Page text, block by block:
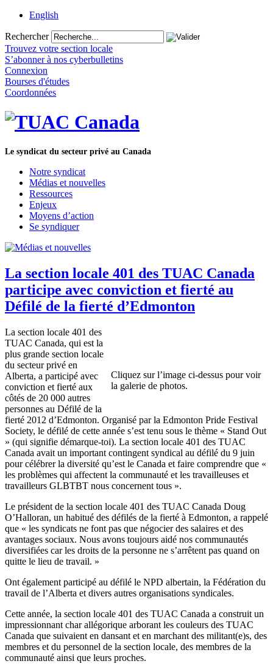
English
Rechercher
Trouvez votre section locale
S’abonner à nos cyberbulletins
Connexion
Bourses d'études
Coordonnées
Le syndicat du secteur privé au Canada
Notre syndicat
Médias et nouvelles
Ressources
Enjeux
Moyens d’action
Se syndiquer
La section locale 401 des TUAC Canada
participe avec conviction et fierté au
Défilé de la fierté d’Edmonton
Cliquez sur l’image ci-dessus pour voir
la galerie de photos.
La section locale 401 des
TUAC Canada, qui est la
plus grande section locale
du secteur privé en
Alberta, a participé avec
conviction et fierté aux
côtés de 20 000 autres
personnes au Défilé de la
fierté 2012 d’Edmonton. Organisé par la Edmonton Pride Festival
Society, le défilé de cette année s’est tenu sous le thème « Stand Out
» (qui signifie démarque-toi). La section locale 401 des TUAC
Canada avait un important contingent syndical au défilé du 9 juin
pour célébrer la diversité qu’est le Canada et faire comprendre que «
les problèmes qui affectent la communauté et les travailleuses et
travailleurs GLBTBT nous concernent tous ».
Le président de la section locale 401 des TUAC Canada Doug
O’Halloran, un habitué des défilés de la fierté à Edmonton, a rappelé
que « les syndicats ne font pas que négocier des salaires et des
avantages sociaux. Nous avons toujours aidé nos communautés
diversifiées car les droits de la personne ne s’arrêtent pas quand on
quitte le lieu de travail. »
Ont également participé au défilé le NPD albertain, la Fédération du
travail de l’Alberta et divers autres organisations syndicales.
Cette année, la section locale 401 des TUAC Canada a construit un
impressionnant char allégorique arborant les couleurs des TUAC
Canada que suivaient en dansant et en marchant des militant(e)s, des
membres et du personnel de la section locale, des membres de la
communauté ainsi que leurs proches.